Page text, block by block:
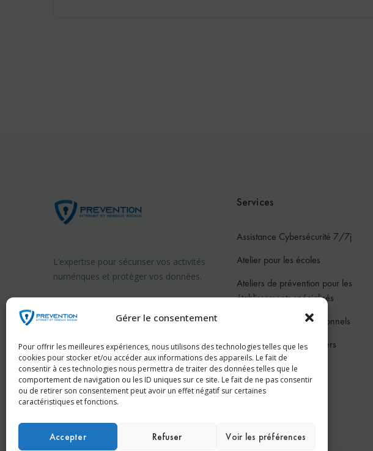
Gérer le consentement
Pour offrir les meilleures expériences, nous utilisons des technologies telles que les
cookies pour stocker et/ou accéder aux informations des appareils. Le fait de
consentir à ces technologies nous permettra de traiter des données telles que le
comportement de navigation ou les ID uniques sur ce site. Le fait de ne pas consentir
ou de retirer son consentement peut avoir un effet négatif sur certaines
caractéristiques et fonctions.
Accepter Refuser Voir les préférences
L’expertise pour sécuriser vos activités
numériques et protéger vos données.
Prévention internet en Suisse
Services
Assistance Cybersécurité 7/7j
Atelier pour les écoles
Ateliers de prévention pour les
établissements spécialisés
Atelier pour les professionnels
Atelier pour les particuliers
Pour les jeunes
Conférences